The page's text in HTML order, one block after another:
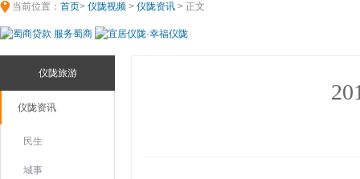
当前位置： 首页> 仪陇视频 > 仪陇资讯 > 正文
仪陇旅游
仪陇资讯
民生
城事